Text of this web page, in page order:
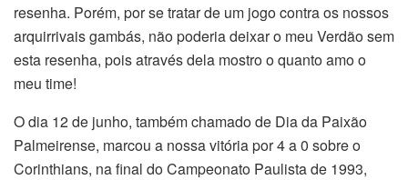
resenha. Porém, por se tratar de um jogo contra os nossos
arquirrivais gambás, não poderia deixar o meu Verdão sem
esta resenha, pois através dela mostro o quanto amo o
meu time!
O dia 12 de junho, também chamado de Dia da Paixão
Palmeirense, marcou a nossa vitória por 4 a 0 sobre o
Corinthians, na final do Campeonato Paulista de 1993,